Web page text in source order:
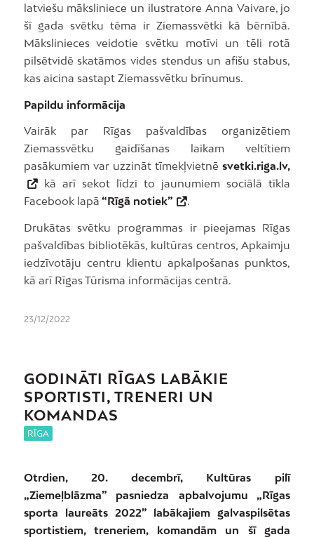
latviešu māksliniece un ilustratore Anna Vaivare, jo
šī gada svētku tēma ir Ziemassvētki kā bērnībā.
Mākslinieces veidotie svētku motīvi un tēli rotā
pilsētvidē skatāmos vides stendus un afišu stabus,
kas aicina sastapt Ziemassvētku brīnumus.
Papildu informācija
Vairāk par Rīgas pašvaldības organizētiem
Ziemassvētku gaidīšanas laikam veltītiem
pasākumiem var uzzināt tīmekļvietnē svetki.riga.lv,
kā arī sekot līdzi to jaunumiem sociālā tīkla
Facebook lapā “Rīgā notiek” .
Drukātas svētku programmas ir pieejamas Rīgas
pašvaldības bibliotēkās, kultūras centros, Apkaimju
iedzīvotāju centru klientu apkalpošanas punktos,
kā arī Rīgas Tūrisma informācijas centrā.
23/12/2022
GODINĀTI RĪGAS LABĀKIE
SPORTISTI, TRENERI UN
KOMANDAS
RĪGA
Otrdien, 20. decembrī, Kultūras pilī
„Ziemeļblāzma” pasniedza apbalvojumu „Rīgas
sporta laureāts 2022” labākajiem galvaspilsētas
sportistiem, treneriem, komandām un šī gada